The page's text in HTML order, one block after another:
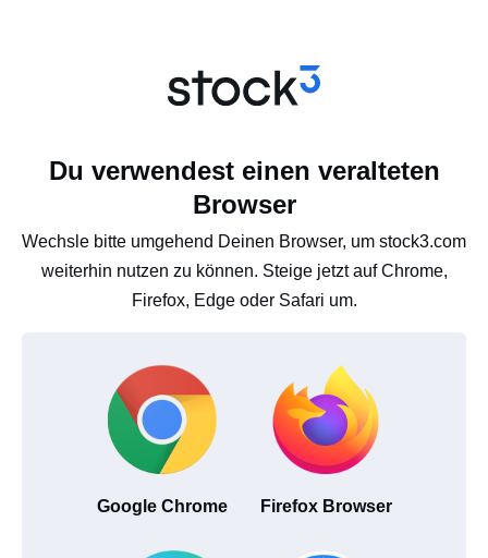
Du verwendest einen veralteten
Browser
Wechsle bitte umgehend Deinen Browser, um stock3.com
weiterhin nutzen zu können. Steige jetzt auf Chrome,
Firefox, Edge oder Safari um.
Google Chrome Firefox Browser